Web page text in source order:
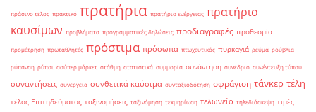
πράσινο τέλος πρακτικό πρατήρια πρατήριο ενέργειας πρατήριο
καυσίμων προβλήματα προγραμματικές δηλώσεις προδιαγραφές προθεσμία
προμέτρηση πρωταθλητές πρόστιμα πρόσωπα πτωχευτικός πυρκαγιά ρεύμα ρούβλια
ρύπανση ρύποι σούπερ μάρκετ στάθμη στατιστικά συμμορία συνάντηση συνέδριο συνέντευξη τύπου
συναντήσεις συνεργεία συνθετικά καύσιμα συνταξιοδότηση σφράγιση τάνκερ τέλη
τέλος Επιτηδεύματος ταξινομήσεις ταξινόμηση τεκμηρίωση τελωνείο τηλεδιάσκεψη τιμές